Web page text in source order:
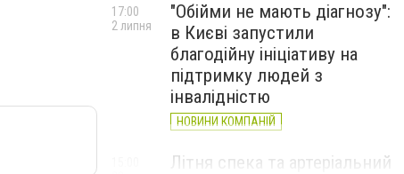
"Обійми не мають діагнозу":
в Києві запустили
благодійну ініціативу на
підтримку людей з
інвалідністю
НОВИНИ КОМПАНІЙ
17:00
2 липня
Літня спека та артеріальний